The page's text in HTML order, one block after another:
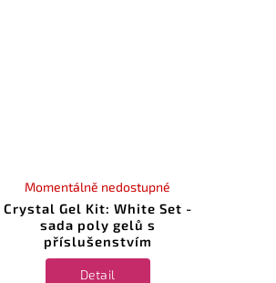
Crystal Gel Kit: White Set -
sada poly gelů s
příslušenstvím
Momentálně nedostupné
Detail